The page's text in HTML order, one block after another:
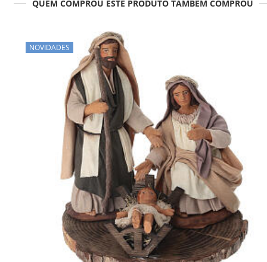
QUEM COMPROU ESTE PRODUTO TAMBÉM COMPROU
NOVIDADES